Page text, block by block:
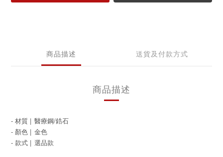
商品描述 送貨及付款方式
商品描述
- 材質 | 醫療鋼/鋯石
- 顏色 | 金色
- 款式 | 選品款